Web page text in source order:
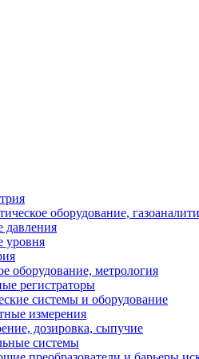
оборудование,
давления
уровня
оборудование, метрология
регистраторы
системы и оборудование
измерения
дозировка, сыпучие
системы